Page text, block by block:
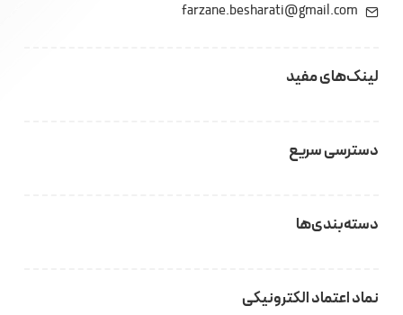
farzane.besharati@gmail.com
لینک‌های مفید
دسترسی سریع
دسته‌بندی‌ها
نماد اعتماد الکترونیکی